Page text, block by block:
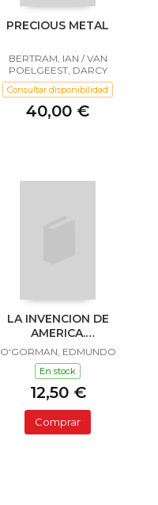
PRECIOUS METAL
BERTRAM, IAN / VAN
POELGEEST, DARCY
Consultar disponibilidad
40,00 €
LA INVENCION DE
AMERICA.
INVESTIGACION
ACERCA DE L
O'GORMAN, EDMUNDO
En stock
12,50 €
Comprar